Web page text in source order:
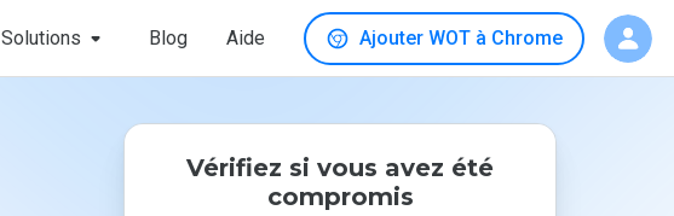
Solutions Blog Aide Ajouter WOT à Chrome
Vérifiez si vous avez été
compromis